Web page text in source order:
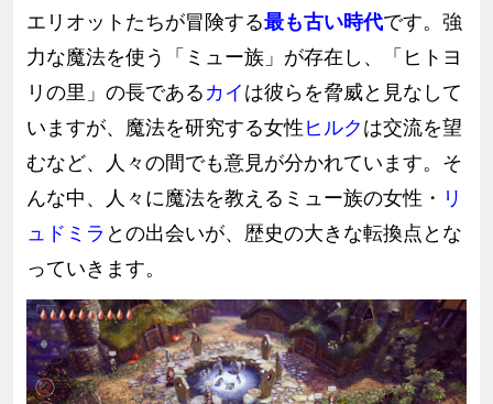
エリオットたちが冒険する最も古い時代です。強
力な魔法を使う「ミュー族」が存在し、「ヒトヨ
リの里」の長である カイ は彼らを脅威と見なして
いますが、魔法を研究する女性 ヒルク は交流を望
むなど、人々の間でも意見が分かれています。そ
んな中、人々に魔法を教えるミュー族の女性・ リ
ュドミラ との出会いが、歴史の大きな転換点とな
っていきます。